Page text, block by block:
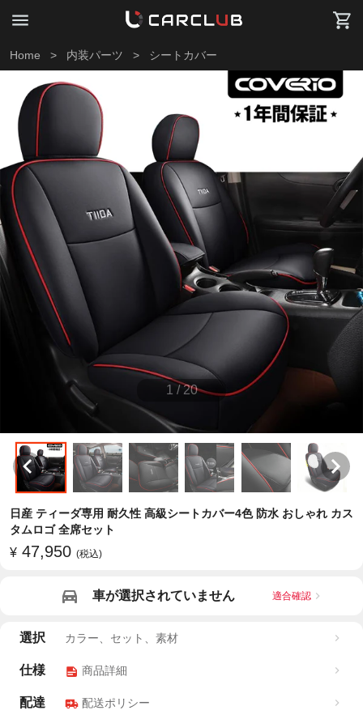
Home > 内装パーツ > シートカバー
1 / 20
日産 ティーダ専用 耐久性 高級シートカバー4色 防水 おしゃれ カス
タムロゴ 全席セット
¥ 47,950 (税込)
車が選択されていません 適合確認
選択 カラー、セット、素材
仕様 商品詳細
配達 配送ポリシー